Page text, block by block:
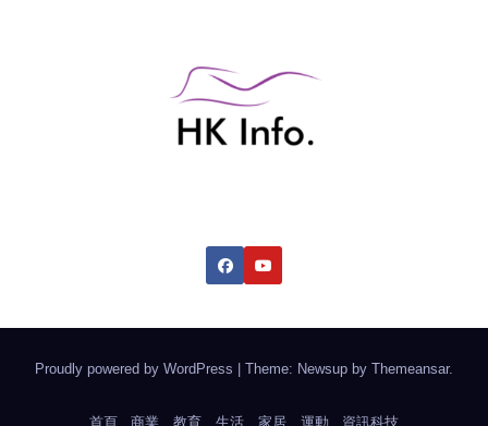
Proudly powered by WordPress Theme: Newsup by Themeansar.
首頁 商業 教育 生活 家居 運動 資訊科技